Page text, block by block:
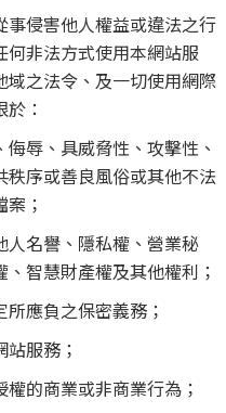
侵害他人權益或違法之行
非法方式使用本網站服
之法令、及一切使用網際
：
侮辱、具威脅性、攻擊性、
序或善良風俗或其他不法
；
人名譽、隱私權、營業秘
智慧財產權及其他權利；
所應負之保密義務；
站服務；
權的商業或非商業行為；